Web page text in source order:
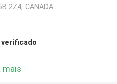
2Z4, CANADA
mais